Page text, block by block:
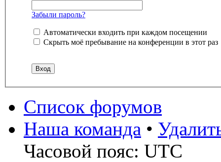
Забыли пароль?
Автоматически входить при каждом посещении
Скрыть моё пребывание на конференции в этот раз
Список форумов
Наша команда •
Часовой пояс: UTC